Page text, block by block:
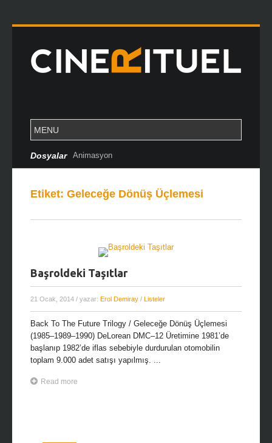
Dosyalar Animasyon
Etiket: Geleceğe Dönüş Üçlemesi
Başroldeki Taşıtlar
21 Ocak, 2014 / yazar: Erol Demiray / Listeler
Back To The Future Trilogy / Geleceğe Dönüş Üçlemesi
(1985–1989–1990) DeLorean DMC–12 Üretimine 1981’de
başlanıp 1982’de iflas sebebiyle durdurulan otomobilin
toplam 9.000 adet satışı yapılmış. ...
Read more